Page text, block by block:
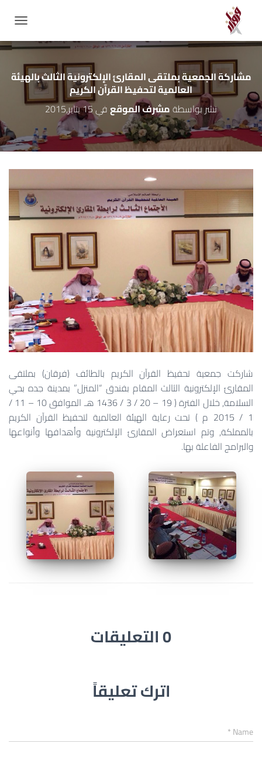
مشاركة الجمعية بملتقى المقارئ الإلكترونية الثالث بالهيئة
العالمية لتحفيظ القرآن الكريم
نشر بواسطةمشرف الموقعفي15 يناير,2015
شاركت جمعية تحفيظ القرآن الكريم بالطائف (فرقان) بملتقى
المقارئ الإلكترونية الثالث المقام بفندق “المنزل” بمدينة جده بحي
السلامة, خلال الفترة ( 19 – 20 / 3 / 1436 هـ الموافق 10 – 11 /
1 / 2015 م ) تحت رعاية الهيئة العالمية لتحفيظ القرآن الكريم
بالمملكة, وتم استعراض المقارئ الإلكترونية وأهدافها وأنواعها
والبرامج الفاعلة بها.
0 التعليقات
اترك تعليقاً
Name
*